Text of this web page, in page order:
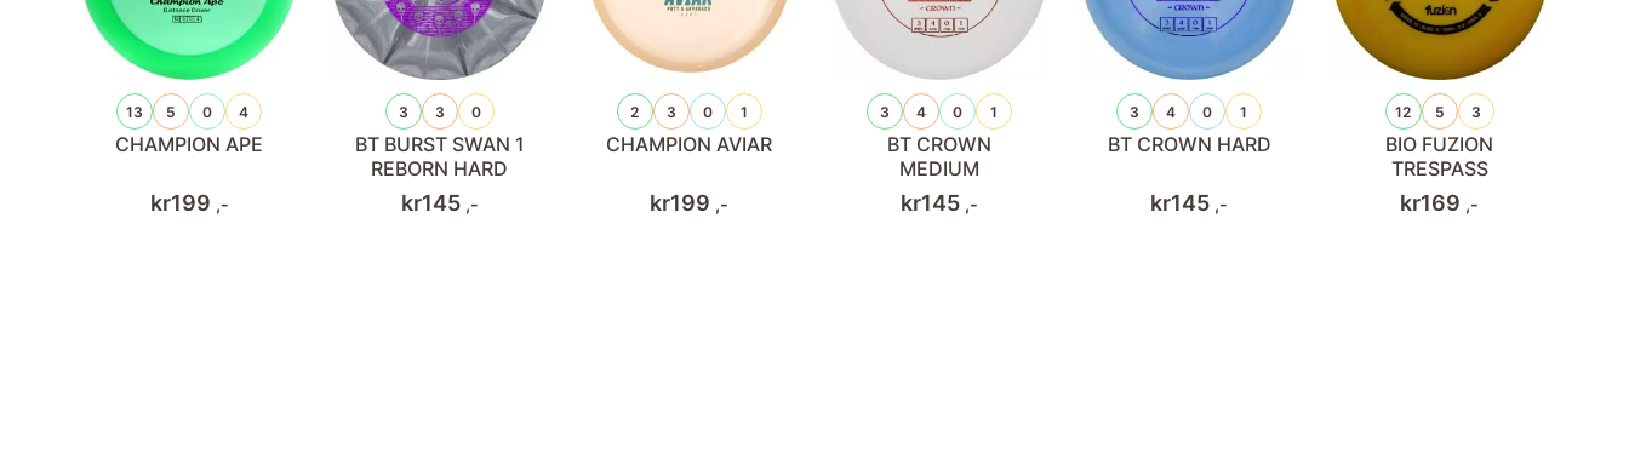
13 5 0 4
CHAMPION APE
kr199 ,-
3 3 0
BT BURST SWAN 1
REBORN HARD
kr145 ,-
2 3 0 1
CHAMPION AVIAR
kr199 ,-
3 4 0 1
BT CROWN
MEDIUM
kr145 ,-
3 4 0 1
BT CROWN HARD
kr145 ,-
12 5 3
BIO FUZION
TRESPASS
kr169 ,-